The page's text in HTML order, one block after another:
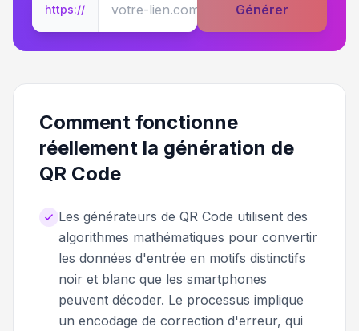
https:// Générer
Comment fonctionne
réellement la génération de
QR Code
Les générateurs de QR Code utilisent des
algorithmes mathématiques pour convertir
les données d'entrée en motifs distinctifs
noir et blanc que les smartphones
peuvent décoder. Le processus implique
un encodage de correction d'erreur, qui